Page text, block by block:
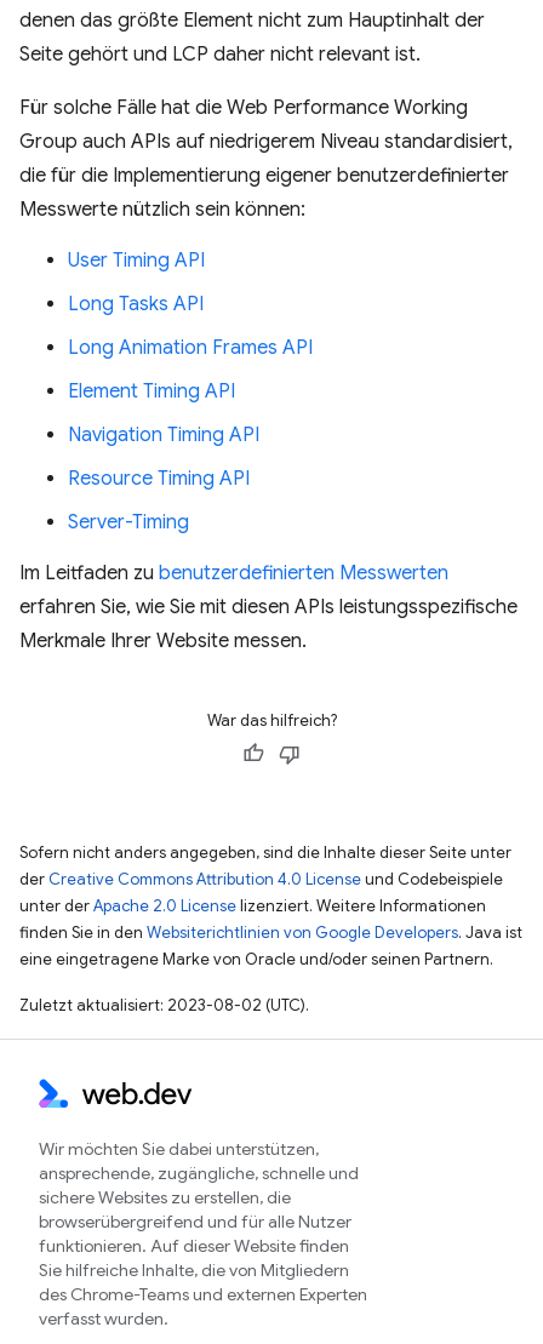
denen das größte Element nicht zum Hauptinhalt der
Seite gehört und LCP daher nicht relevant ist.
Für solche Fälle hat die Web Performance Working
Group auch APIs auf niedrigerem Niveau standardisiert,
die für die Implementierung eigener benutzerdefinierter
Messwerte nützlich sein können:
User Timing API
Long Tasks API
Long Animation Frames API
Element Timing API
Navigation Timing API
Resource Timing API
Server-Timing
Im Leitfaden zu benutzerdefinierten Messwerten
erfahren Sie, wie Sie mit diesen APIs leistungsspezifische
Merkmale Ihrer Website messen.
War das hilfreich?
Sofern nicht anders angegeben, sind die Inhalte dieser Seite unter
der Creative Commons Attribution 4.0 Licenseund Codebeispiele
unter derApache 2.0 Licenselizenziert. Weitere Informationen
finden Sie in den Websiterichtlinien von Google Developers. Java ist
eine eingetragene Marke von Oracle und/oder seinen Partnern.
Zuletzt aktualisiert: 2023-08-02 (UTC).
Wir möchten Sie dabei unterstützen,
ansprechende, zugängliche, schnelle und
sichere Websites zu erstellen, die
browserübergreifend und für alle Nutzer
funktionieren. Auf dieser Website finden
Sie hilfreiche Inhalte, die von Mitgliedern
des Chrome-Teams und externen Experten
verfasst wurden.